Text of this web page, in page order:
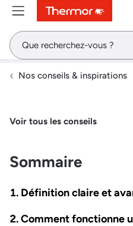
ContenuMenuRecherche
Nos conseils & inspirations
Voir tous les conseils
Sommaire
Définition claire et
Comment fonctionne